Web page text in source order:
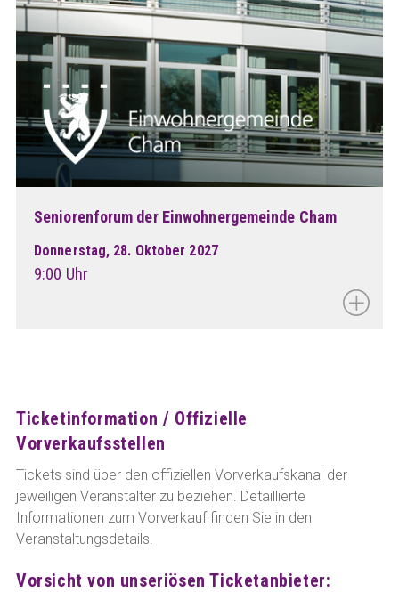
Seniorenforum der Einwohnergemeinde Cham
Donnerstag, 28. Oktober 2027
9:00 Uhr
Ticketinformation / Offizielle
Vorverkaufsstellen
Tickets sind über den offiziellen Vorverkaufskanal der
jeweiligen Veranstalter zu beziehen. Detaillierte
Informationen zum Vorverkauf finden Sie in den
Veranstaltungsdetails.
Vorsicht von unseriösen Ticketanbieter: